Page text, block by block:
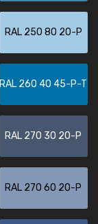
RAL 250 80 20-P
RAL 260 40 45-P-T
RAL 270 30 20-P
RAL 270 60 20-P